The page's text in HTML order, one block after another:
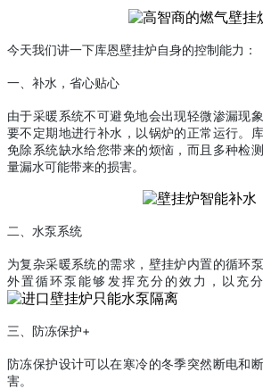
今天我们讲一下库恩壁挂炉自身的控制能力：
一、 补水，省心贴心
由于采暖系统不可避免地会出现轻微渗漏现
要不定期地进行补水，以锅炉的正常运行。
免除系统缺水给您带来的烦恼，而且多种检
量漏水可能带来的损害。
二、 水泵系统
为复杂采暖系统的需求，壁挂炉内置的循环
外置循环泵能够发挥充分的效力，以 充
三、防冻保护+
防冻保护设计可以在寒冷的冬季突然断电和
害。